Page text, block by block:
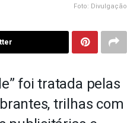
Foto: Divulgação
foi tratada pelas
trilhas com